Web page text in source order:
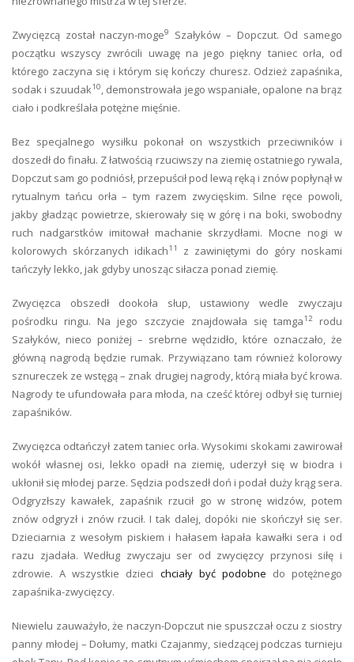
Zwycięzcą został naczyn-moge9
Szałyków – Dopczut. Od samego
początku wszyscy zwrócili uwagę na jego piękny taniec orła, od
którego zaczyna się i którym się kończy churesz. Odzież zapaśnika,
sodak i szuudak10, demonstrowała jego wspaniałe, opalone na brąz
ciało i podkreślała potężne mięśnie.
Bez specjalnego wysiłku pokonał on wszystkich przeciwników i
doszedł do finału. Z łatwością rzuciwszy na ziemię ostatniego rywala,
Dopczut sam go podniósł, przepuścił pod lewą ręką i znów popłynął w
rytualnym tańcu orła – tym razem zwycięskim. Silne ręce powoli,
jakby gładząc powietrze, skierowały się w górę i na boki, swobodny
ruch nadgarstków imitował machanie skrzydłami. Mocne nogi w
kolorowych skórzanych idikach11
z zawiniętymi do góry noskami
tańczyły lekko, jak gdyby unosząc siłacza ponad ziemię.
Zwycięzca obszedł dookoła słup, ustawiony wedle zwyczaju
pośrodku ringu. Na jego szczycie znajdowała się tamga12rodu
Szałyków, nieco poniżej – srebrne wędzidło, które oznaczało, że
główną nagrodą będzie rumak. Przywiązano tam również kolorowy
sznureczek ze wstęgą – znak drugiej nagrody, którą miała być krowa.
Nagrody te ufundowała para młoda, na cześć której odbył się turniej
zapaśników.
Zwycięzca odtańczył zatem taniec orła. Wysokimi skokami zawirował
wokół własnej osi, lekko opadł na ziemię, uderzył się w biodra i
ukłonił się młodej parze. Sędzia podszedł doń i podał duży krąg sera.
Odgryzłszy kawałek, zapaśnik rzucił go w stronę widzów, potem
znów odgryzł i znów rzucił. I tak dalej, dopóki nie skończył się ser.
Dzieciarnia z wesołym piskiem i hałasem łapała kawałki sera i od
razu zjadała. Według zwyczaju ser od zwycięzcy przynosi siłę i
zdrowie. A wszystkie dzieci chciały być podobne do potężnego
zapaśnika-zwycięzcy.
Niewielu zauważyło, że naczyn-Dopczut nie spuszczał oczu z siostry
panny młodej – Dołumy, matki Czajanmy, siedzącej podczas turnieju